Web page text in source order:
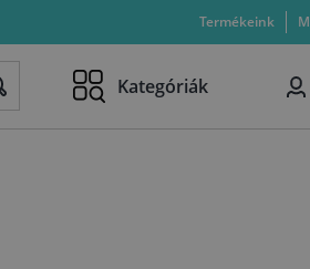
Termékeink
Kategóriák